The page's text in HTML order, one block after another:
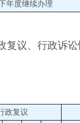
年度继续办理
复议、行政诉
政复议